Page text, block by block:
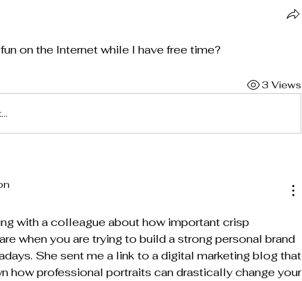
on the Internet while I have free time?
3 Views
with a colleague about how important crisp
when you are trying to build a strong personal brand
She sent me a link to a digital marketing blog that
how professional portraits can drastically change your